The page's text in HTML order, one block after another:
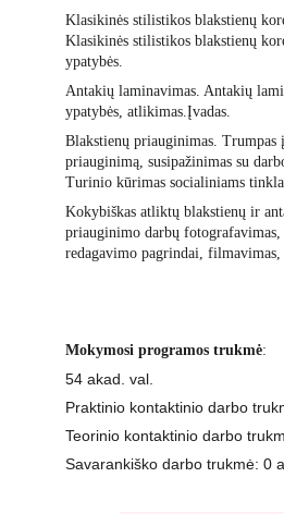
Klasikinės stilistikos blakstienų
Klasikinės stilistikos blakstienų
ypatybės.
Antakių laminavimas. Antakių
ypatybės, atlikimas.Įvadas.
Blakstienų priauginimas. Trumpas
priauginimą, susipažinimas su
Turinio kūrimas socialiniams
Kokybiškas atliktų blakstienų ir
priauginimo darbų fotografavimas,
redagavimo pagrindai,
Mokymosi programos trukmė:
54 akad. val.
Praktinio kontaktinio darbo
Teorinio kontaktinio darbo
Savarankiško darbo trukmė: 0